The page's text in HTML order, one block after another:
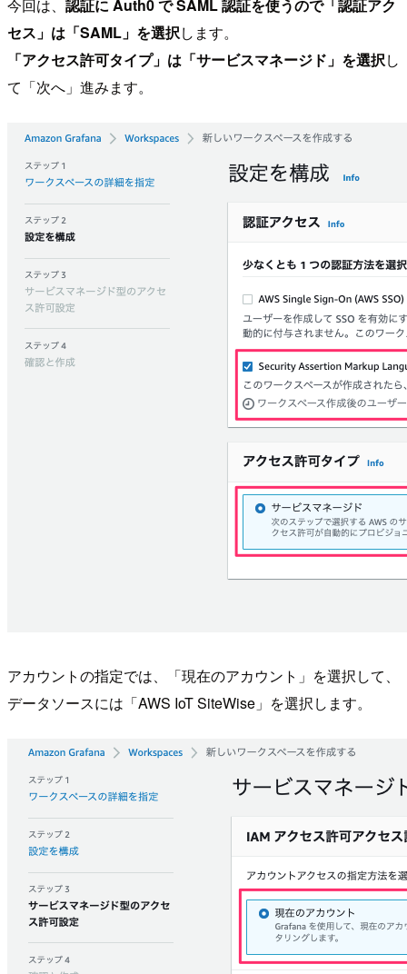
今回は、 認証に Auth0 で SAML 認証を使うので「認証アク
セス」は「SAML」を選択します。
「アクセス許可タイプ」は「サービスマネージド」を選択し
て「次へ」進みます。
アカウントの指定では、「現在のアカウント」を選択して、
データソースには「AWS IoT SiteWise」を選択します。